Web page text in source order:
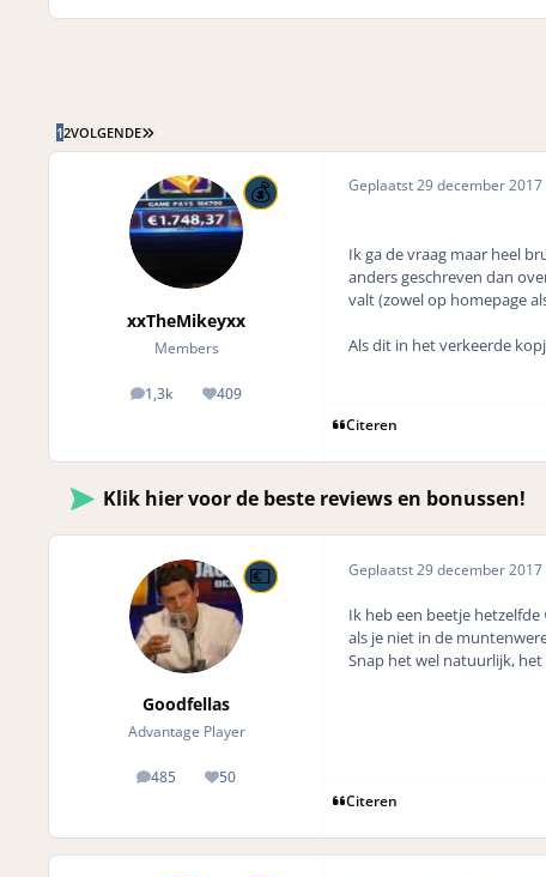
12VOLGENDE LAATSTE PAGINA
xxTheMikeyxx
Members
1,3k
posts 409
Reputation
Geplaatst29 december 2017
Ik ga de vraag maar heel
anders geschreven dan
valt (zowel op homepage
Als dit in het verkeerde
Citeren
Klik hier voor de beste reviews en bonussen!
Goodfellas
Advantage Player
485
posts 50
Reputation
Geplaatst29 december 2017
Ik heb een beetje hetzelfde
als je niet in de
Snap het wel natuurlijk,
Citeren